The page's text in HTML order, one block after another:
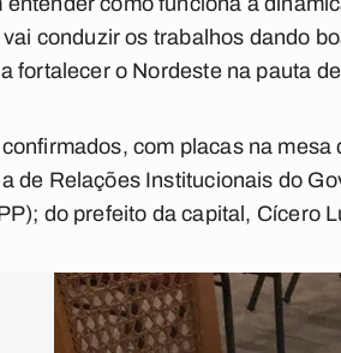
conduzir os trabalhos dando
fortalecer o Nordeste na pauta
com placas na
de Relações Institucionais do
do prefeito da capital, Cícero